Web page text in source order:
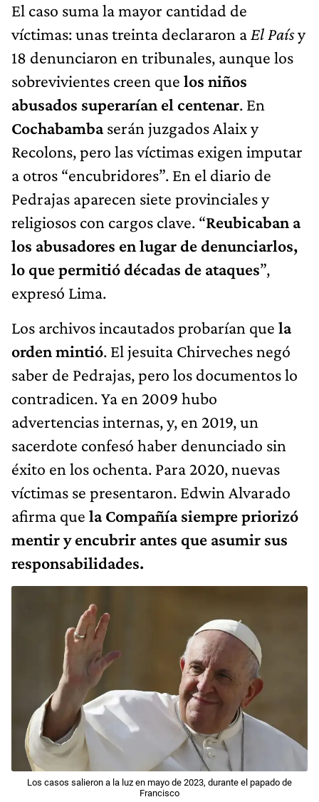
El caso suma la mayor cantidad de
víctimas: unas treinta declararon a El Paísy
18 denunciaron en tribunales, aunque los
sobrevivientes creen que los niños
abusados superarían el centenar. En
Cochabambaserán juzgados Alaix y
Recolons, pero las víctimas exigen imputar
a otros “encubridores”. En el diario de
Pedrajas aparecen siete provinciales y
religiosos con cargos clave. “Reubicaban a
los abusadores en lugar de denunciarlos,
lo que permitió décadas de ataques”,
expresó Lima.
Los archivos incautados probarían que la
orden mintió. El jesuita Chirveches negó
saber de Pedrajas, pero los documentos lo
contradicen. Ya en 2009 hubo
advertencias internas, y, en 2019, un
sacerdote confesó haber denunciado sin
éxito en los ochenta. Para 2020, nuevas
víctimas se presentaron. Edwin Alvarado
afirma que la Compañía siempre priorizó
mentir y encubrir antes que asumir sus
responsabilidades.
Los casos salieron a la luz en mayo de 2023, durante el papado de
Francisco